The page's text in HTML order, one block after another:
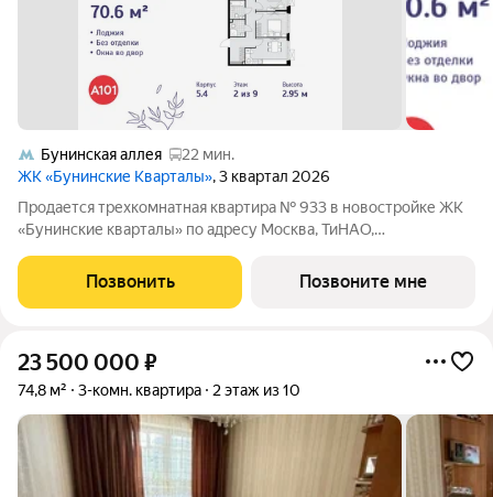
Бунинская аллея
22 мин.
ЖК «Бунинские Кварталы», 3 квартал 2026
Продается трехкомнатная квартира № 933 в новостройке ЖК
«Бунинские кварталы» по адресу Москва, ТиНАО,
Бунинские Кварталы, корп. 5.4. Общая площадь квартиры
70.60 кв. м., этаж 2 из 9, секция 11. Тип
Позвонить Позвоните мне
23 500 000 ₽
74,8 м² 3-комн. квартира 2 этаж из 10